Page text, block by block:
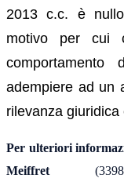
2013 c.c. è
motivo per cui
adempiere ad un
rilevanza giuridica
Per ulteriori
Meiffret (